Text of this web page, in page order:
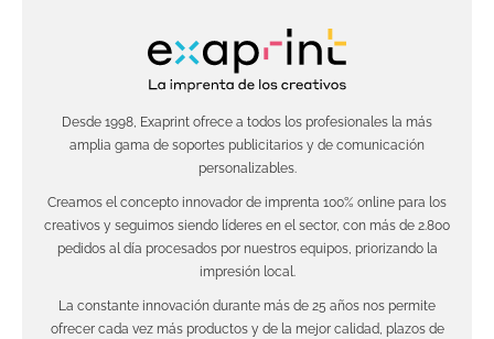
Desde 1998, Exaprint ofrece a todos los profesionales la más
amplia gama de soportes publicitarios y de comunicación
personalizables.
Creamos el concepto innovador de imprenta 100% online para los
creativos y seguimos siendo líderes en el sector, con más de 2.800
pedidos al día procesados por nuestros equipos, priorizando la
impresión local.
La constante innovación durante más de 25 años nos permite
ofrecer cada vez más productos y de la mejor calidad, plazos de